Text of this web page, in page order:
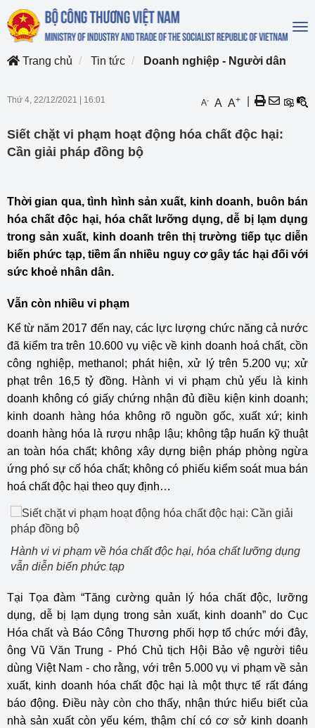
Trang chủ
Tin tức Doanh nghiệp - Người dân
Thứ 4, 22/12/2021 16:01 A- A A+
Siết chặt vi phạm hoạt động hóa chất độc hại:
Cần giải pháp đồng bộ
Thời gian qua, tình hình sản xuất, kinh doanh, buôn bán
hóa chất độc hại, hóa chất lưỡng dụng, dễ bị lạm dụng
trong sản xuất, kinh doanh trên thị trường tiếp tục diễn
biến phức tạp, tiềm ẩn nhiều nguy cơ gây tác hại đối với
sức khoẻ nhân dân.
Vẫn còn nhiều vi phạm
Kể từ năm 2017 đến nay, các lực lượng chức năng cả nước
đã kiểm tra trên 10.600 vụ việc về kinh doanh hoá chất, cồn
công nghiệp, methanol; phát hiện, xử lý trên 5.200 vụ; xử
phạt trên 16,5 tỷ đồng. Hành vi vi phạm chủ yếu là kinh
doanh không có giấy chứng nhận đủ điều kiện kinh doanh;
kinh doanh hàng hóa không rõ nguồn gốc, xuất xứ; kinh
doanh hàng hóa là rượu nhập lậu; không tập huấn kỹ thuật
an toàn hóa chất; không xây dựng biện pháp phòng ngừa
ứng phó sự cố hóa chất; không có phiếu kiểm soát mua bán
hoá chất độc hại theo quy định…
Hành vi vi phạm về hóa chất độc hại, hóa chất lưỡng dụng
vẫn diễn biến phức tạp
Tại Tọa đàm “Tăng cường quản lý hóa chất độc, lưỡng
dụng, dễ bị lạm dụng trong sản xuất, kinh doanh” do Cục
Hóa chất và Báo Công Thương phối hợp tổ chức mới đây,
ông Vũ Văn Trung - Phó Chủ tịch Hội Bảo vệ người tiêu
dùng Việt Nam - cho rằng, với trên 5.000 vụ vi phạm về sản
xuất, kinh doanh hóa chất độc hại là một thực tế rất đáng
báo động. Điều này còn cho thấy, nhận thức hiểu biết của
nhà sản xuất còn yếu kém, thậm chí có cơ sở kinh doanh